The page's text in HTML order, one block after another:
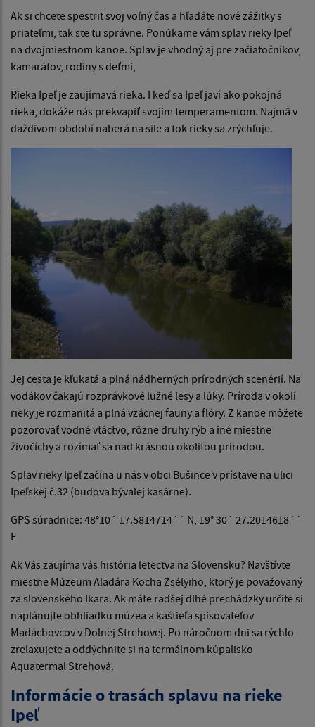
Ak si chcete spestriť svoj voľný čas a hľadáte nové zážitky s
priateľmi, tak ste tu správne. Ponúkame vám splav rieky Ipeľ
na dvojmiestnom kanoe. Splav je vhodný aj pre začiatočníkov,
kamarátov, rodiny s deťmi,
Rieka Ipeľ je zaujímavá rieka. I keď sa Ipeľ javí ako pokojná
rieka, dokáže nás prekvapiť svojim temperamentom. Najmä v
daždivom období naberá na sile a tok rieky sa zrýchľuje.
Jej cesta je kľukatá a plná nádherných prírodných scenérií. Na
vodákov čakajú rozprávkové lužné lesy a lúky. Príroda v okolí
rieky je rozmanitá a plná vzácnej fauny a flóry. Z kanoe môžete
pozorovať vodné vtáctvo, rôzne druhy rýb a iné miestne
živočíchy a rozímať sa nad krásnou okolitou prírodou.
Splav rieky Ipeľ začína u nás v obci Bušince v prístave na ulici
Ipeľskej č.32 (budova bývalej kasárne).
GPS súradnice: 48°10´ 17.5814714´´ N, 19° 30´ 27.2014618´´
E
Ak Vás zaujíma vás história letectva na Slovensku? Navštívte
miestne Múzeum Aladára Kocha Zsélyiho, ktorý je považovaný
za slovenského Ikara. Ak máte radšej dlhé prechádzky určite si
naplánujte obhliadku múzea a kaštieľa spisovateľov
Madáchovcov v Dolnej Strehovej. Po náročnom dni sa rýchlo
zrelaxujete a oddýchnite si na termálnom kúpalisko
Aquatermal Strehová.
Informácie o trasách splavu na rieke
Ipeľ